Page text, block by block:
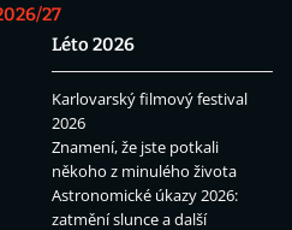
27
Léto 2026
Karlovarský filmový festival
2026
Znamení, že jste potkali
někoho z minulého života
Astronomické úkazy 2026:
zatmění slunce a další